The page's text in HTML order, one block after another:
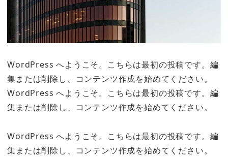
WordPress へようこそ。こちらは最初の投稿です。編
集または削除し、コンテンツ作成を始めてください。
WordPress へようこそ。こちらは最初の投稿です。編
集または削除し、コンテンツ作成を始めてください。
WordPress へようこそ。こちらは最初の投稿です。編
集または削除し、コンテンツ作成を始めてください。